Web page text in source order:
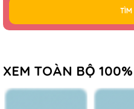
TÌM
XEM TOÀN BỘ 100%